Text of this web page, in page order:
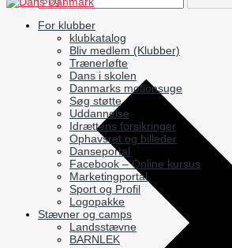
For klubber
klubkatalog
Bliv medlem (Klubber)
Trænerløfte
Dans i skolen
Danmarks motionsuge
Søg støtte
Uddannelse
Idrættens forsikringer
Ophavsret og billeder
Danseportal
Facebook – Online kursus
Marketingportal
Sport og Profil
Logopakke
Stævner og camps
Landsstævne
BARNLEK